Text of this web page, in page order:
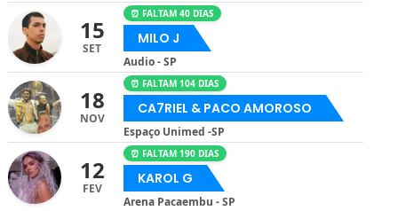
15
SET
⏰ FALTAM 40 DIAS
MILO J
Audio - SP
18
NOV
⏰ FALTAM 104 DIAS
CA7RIEL & PACO AMOROSO
Espaço Unimed -SP
12
FEV
⏰ FALTAM 190 DIAS
KAROL G
Arena Pacaembu - SP